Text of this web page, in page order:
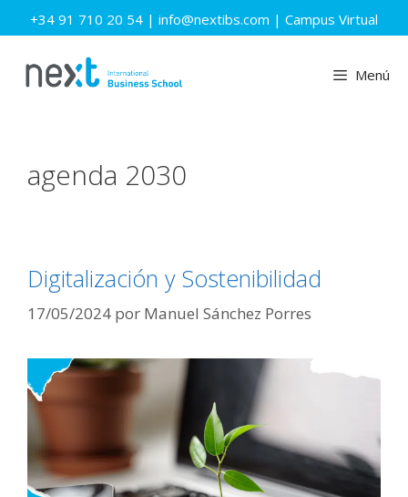
Saltar
al
+34 91 710 20 54 | info@nextibs.com | Campus Virtual
Menú
agenda 2030
Digitalización y Sostenibilidad
17/05/2024 por Manuel Sánchez Porres